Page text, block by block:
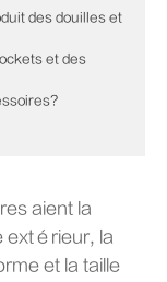
des douilles et
et des
aient la
extérieur, la
et la taille